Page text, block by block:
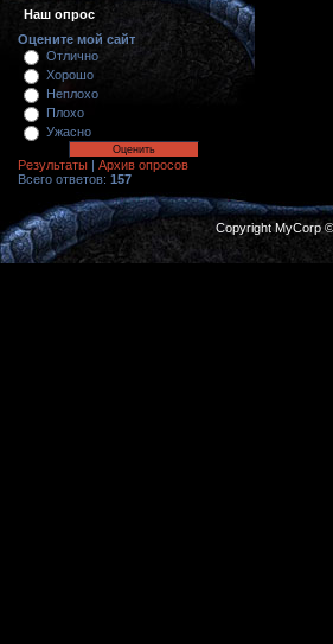
Наш опрос
Оцените мой сайт
Отлично
Хорошо
Неплохо
Плохо
Ужасно
Результаты | Архив опросов
Всего ответов: 157
Copyright MyCorp